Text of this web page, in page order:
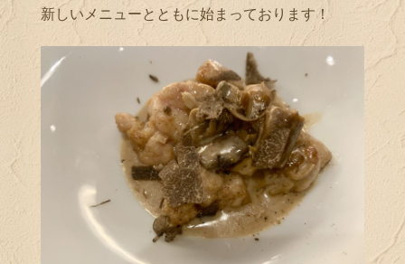
新しいメニューとともに始まっております！